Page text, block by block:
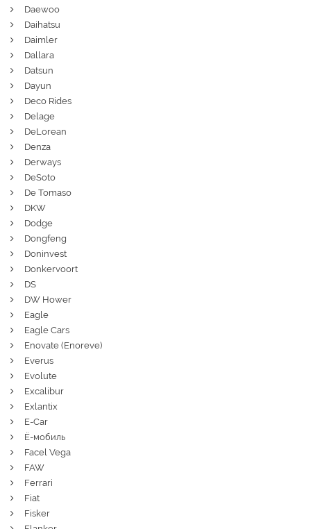
Daewoo
Daihatsu
Daimler
Dallara
Datsun
Dayun
Deco Rides
Delage
DeLorean
Denza
Derways
DeSoto
De Tomaso
DKW
Dodge
Dongfeng
Doninvest
Donkervoort
DS
DW Hower
Eagle
Eagle Cars
Enovate (Enoreve)
Everus
Evolute
Excalibur
Exlantix
E-Car
Ё-мобиль
Facel Vega
FAW
Ferrari
Fiat
Fisker